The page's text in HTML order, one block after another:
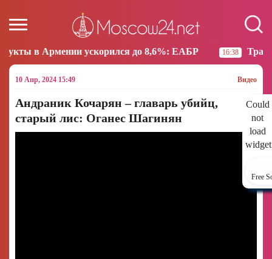
ускорился до 8,6%: ЕАБР 16:38 Трамп: США больше не
10 Апр, 2024 15:49 Видео
Could
not
load
Free
Андраник Кочарян – главарь убийц,
старый лис: Оганес Шагинян